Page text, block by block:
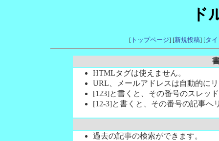
ド
[トップページ] [新規投稿] [タ
HTMLタグは使えません。
URL、メールアドレスは自動的に
[123]と書くと、その番号のスレッ
[12-3]と書くと、その番号の記事へ
過去の記事の検索ができます。